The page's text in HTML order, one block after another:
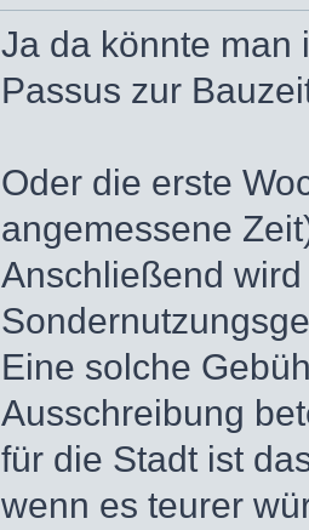
Ja da könnte man
Passus zur
Oder die erste
angemessene
Anschließend
Eine solche
Ausschreibung
für die Stadt ist
wenn es teurer